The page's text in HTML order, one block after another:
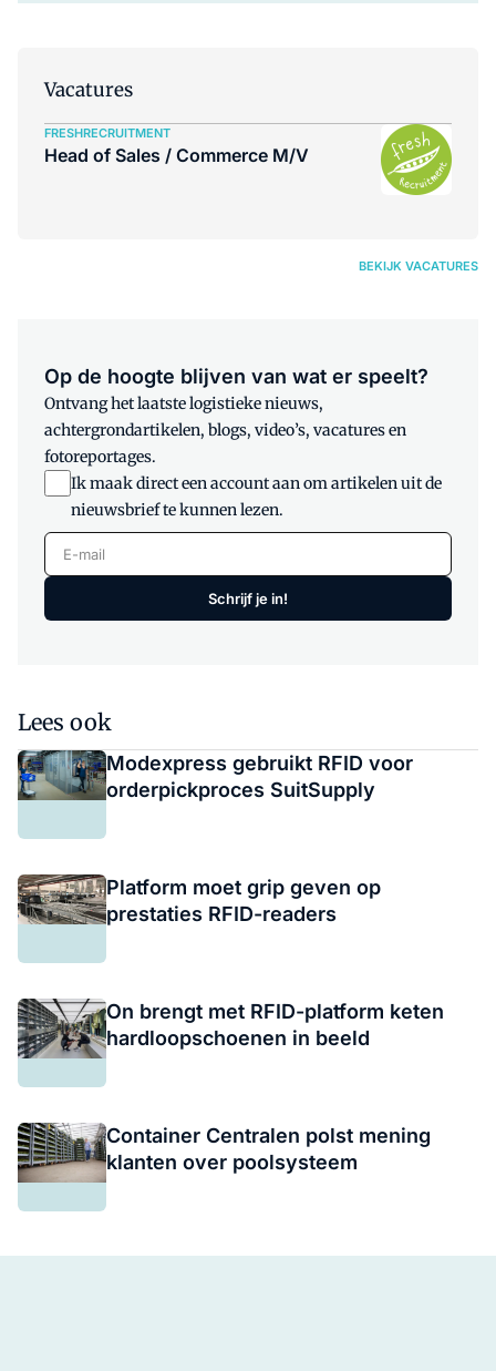
Vacatures
FRESHRECRUITMENT
Head of Sales / Commerce M/V
BEKIJK VACATURES
Op de hoogte blijven van wat er speelt?
Ontvang het laatste logistieke nieuws,
achtergrondartikelen, blogs, video’s, vacatures en
fotoreportages.
Ik maak direct een account aan om artikelen uit de
nieuwsbrief te kunnen lezen.
E-mail
Schrijf je in!
Lees ook
Modexpress gebruikt RFID voor
orderpickproces SuitSupply
Platform moet grip geven op
prestaties RFID-readers
On brengt met RFID-platform keten
hardloopschoenen in beeld
Container Centralen polst mening
klanten over poolsysteem